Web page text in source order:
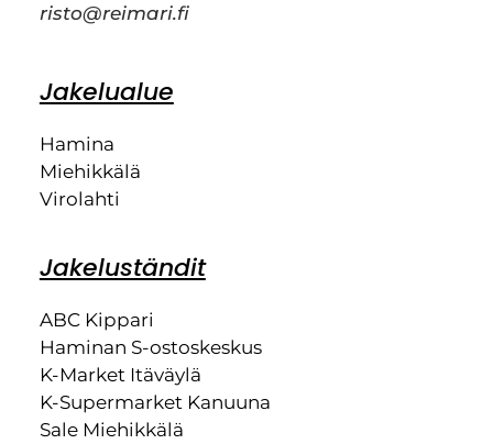
risto@reimari.fi
Jakelualue
Hamina
Miehikkälä
Virolahti
Jakeluständit
ABC Kippari
Haminan S-ostoskeskus
K-Market Itäväylä
K-Supermarket Kanuuna
Sale Miehikkälä